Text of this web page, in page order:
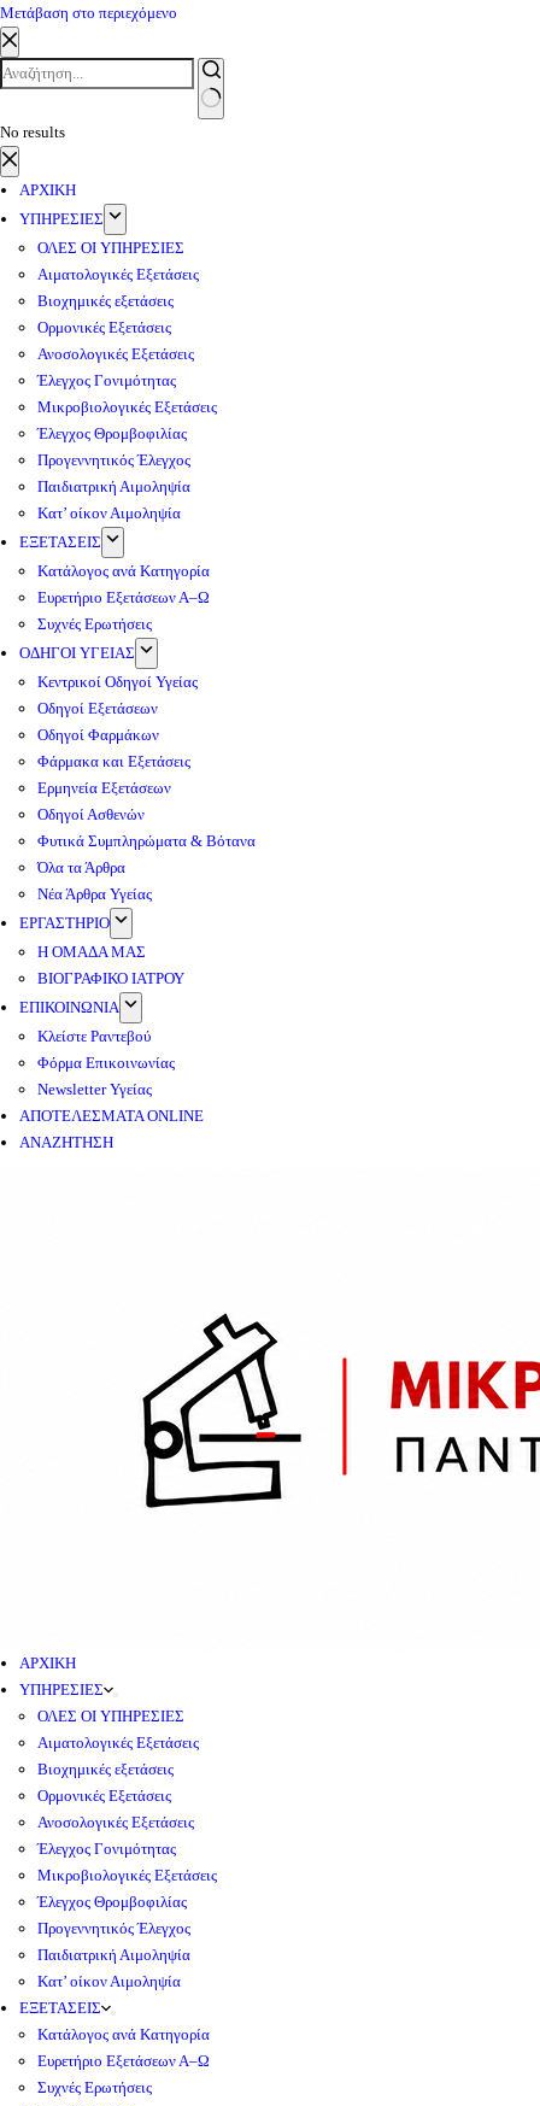
Μετάβαση στο περιεχόμενο
No results
ΑΡΧΙΚΗ
ΥΠΗΡΕΣΙΕΣ
ΟΛΕΣ ΟΙ ΥΠΗΡΕΣΙΕΣ
Αιματολογικές Εξετάσεις
Βιοχημικές εξετάσεις
Ορμονικές Εξετάσεις
Ανοσολογικές Εξετάσεις
Έλεγχος Γονιμότητας
Μικροβιολογικές Εξετάσεις
Έλεγχος Θρομβοφιλίας
Προγεννητικός Έλεγχος
Παιδιατρική Αιμοληψία
Κατ’ οίκον Αιμοληψία
ΕΞΕΤΑΣΕΙΣ
Κατάλογος ανά Κατηγορία
Ευρετήριο Εξετάσεων Α–Ω
Συχνές Ερωτήσεις
ΟΔΗΓΟΙ ΥΓΕΙΑΣ
Κεντρικοί Οδηγοί Υγείας
Οδηγοί Εξετάσεων
Οδηγοί Φαρμάκων
Φάρμακα και Εξετάσεις
Ερμηνεία Εξετάσεων
Οδηγοί Ασθενών
Φυτικά Συμπληρώματα & Βότανα
Όλα τα Άρθρα
Νέα Άρθρα Υγείας
ΕΡΓΑΣΤΗΡΙΟ
Η ΟΜΑΔΑ ΜΑΣ
ΒΙΟΓΡΑΦΙΚΟ ΙΑΤΡΟΥ
ΕΠΙΚΟΙΝΩΝΙΑ
Κλείστε Ραντεβού
Φόρμα Επικοινωνίας
Newsletter Υγείας
ΑΠΟΤΕΛΕΣΜΑΤΑ ONLINE
ΑΝΑΖΗΤΗΣΗ
ΑΡΧΙΚΗ
ΥΠΗΡΕΣΙΕΣ
ΟΛΕΣ ΟΙ ΥΠΗΡΕΣΙΕΣ
Αιματολογικές Εξετάσεις
Βιοχημικές εξετάσεις
Ορμονικές Εξετάσεις
Ανοσολογικές Εξετάσεις
Έλεγχος Γονιμότητας
Μικροβιολογικές Εξετάσεις
Έλεγχος Θρομβοφιλίας
Προγεννητικός Έλεγχος
Παιδιατρική Αιμοληψία
Κατ’ οίκον Αιμοληψία
ΕΞΕΤΑΣΕΙΣ
Κατάλογος ανά Κατηγορία
Ευρετήριο Εξετάσεων Α–Ω
Συχνές Ερωτήσεις